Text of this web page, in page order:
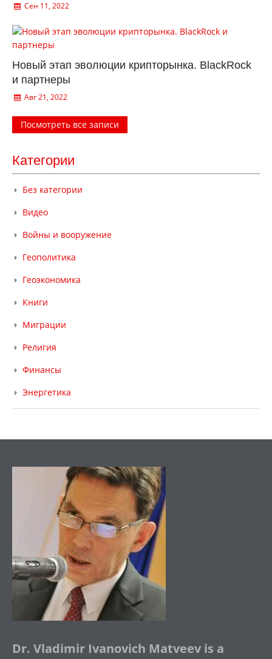
Сен 11, 2022
Новый этап эволюции крипторынка. BlackRock
и партнеры
Авг 21, 2022
Посмотреть все записи
Категории
Без категории
Видео
Войны и вооружение
Геополитика
Геоэкономика
Книги
Миграции
Религия
Финансы
Энергетика
Dr. Vladimir Ivanovich Matveev is a